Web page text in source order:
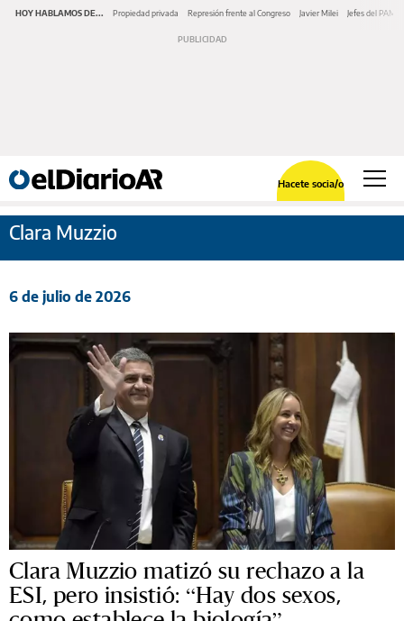
HOY HABLAMOS DE... Propiedad privada Represión frente al Congreso Javier Milei Jefes del PAMI
Hacete socia/o
Clara Muzzio
6 de julio de 2026
Clara Muzzio matizó su rechazo a la
ESI, pero insistió: “Hay dos sexos,